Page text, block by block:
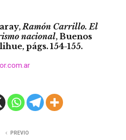
Ramón Carrillo. El
nacional, Buenos
págs. 154-155.
PREVIO